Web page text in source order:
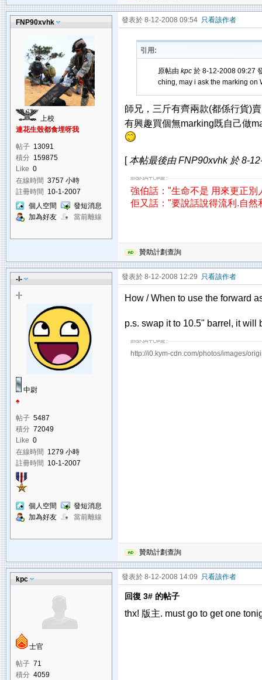
FNP90xvhk
上校
連花生殼都食埋呀我
帖子 13091
積分 159875
Like 0
在線時間 3757 小時
註冊時間 10-1-2007
個人空間
發短消息
加為好友
當前離線
發表於 8-12-2008 09:54 只看該作者
引用:
原帖由 kpc於 8-12-2008 09:27
ching, may i ask the marking on
師兄，三斤有齊兩款(都係行貨)
有興趣買個無marking既自己做
[本帖最後由 FNP90xvhk 於 8-
強伯話："生命不是 用來更正
佢又話："要說話說得流利.自然
贊助計劃查詢
-l-
-|-
中尉
♠
帖子 5487
積分 72049
Like 0
在線時間 1279 小時
註冊時間 10-1-2007
個人空間
發短消息
加為好友
當前離線
發表於 8-12-2008 12:29 只看該作者
How / When to use the forward
p.s. swap it to 10.5" barrel, it will
http://i0.kym-cdn.com/photos/images/
贊助計劃查詢
kpc
士官
帖子 71
積分 4059
發表於 8-12-2008 14:09 只看該作者
回復 3# 的帖子
thx! 版主. must go to get one